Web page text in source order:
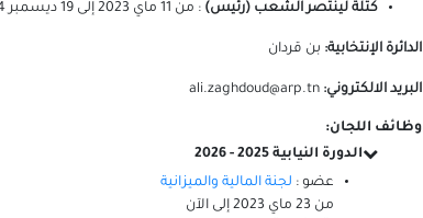
كتلة لينتصر الشعب (رئيس): من 11 ماي 2023 إلى19 ديسمبر 2024
الدائرة الإنتخابية: بن قردان
البريد الالكتروني: ali.zaghdoud@arp.tn
وظائف اللجان:
الدورة النيابية 2025 - 2026
عضو : لجنة المالية والميزانية
من 23 ماي 2023 إلىالآن